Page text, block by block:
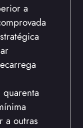
a
a outras